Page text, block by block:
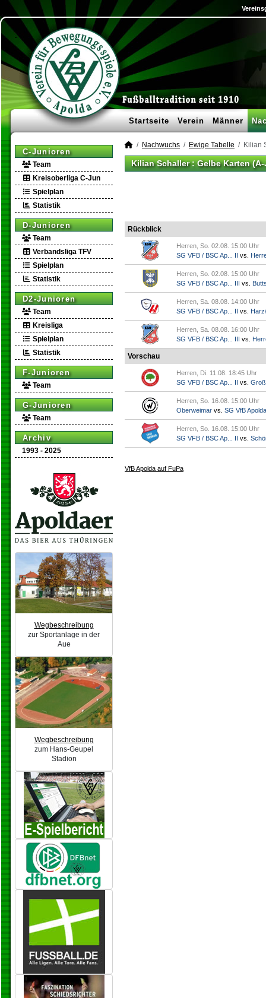
Startseite Verein Männer
C-Junioren
Team
Kreisoberliga C-Jun
Spielplan
Statistik
D-Junioren
Team
Verbandsliga TFV
Spielplan
Statistik
D2-Junioren
Team
Kreisliga
Spielplan
Statistik
F-Junioren
Team
G-Junioren
Team
Archiv
1993 - 2025
Wegbeschreibung
zur Sportanlage in der
Aue
Wegbeschreibung
zum Hans-Geupel
Stadion
Nachwuchs Ewige Tabelle Kilian
Kilian Schaller : Gelbe Karten
Rückblick
Herren, So. 02.08. 15:00 Uhr
SG VFB / BSC Ap... II vs.
Herren, So. 02.08. 15:00 Uhr
SG VFB / BSC Ap... III vs.
Herren, Sa. 08.08. 14:00 Uhr
SG VFB / BSC Ap... II vs.
Herren, Sa. 08.08. 16:00 Uhr
SG VFB / BSC Ap... III vs.
Vorschau
Herren, Di. 11.08. 18:45 Uhr
SG VFB / BSC Ap... II vs.
Herren, So. 16.08. 15:00 Uhr
Oberweimar vs. SG VfB Apolda
Herren, So. 16.08. 15:00 Uhr
SG VFB / BSC Ap... II vs.
VfB Apolda auf FuPa